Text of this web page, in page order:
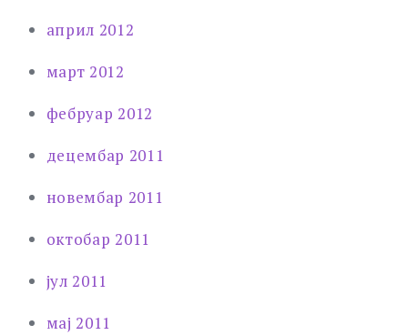
април 2012
март 2012
фебруар 2012
децембар 2011
новембар 2011
октобар 2011
јул 2011
мај 2011